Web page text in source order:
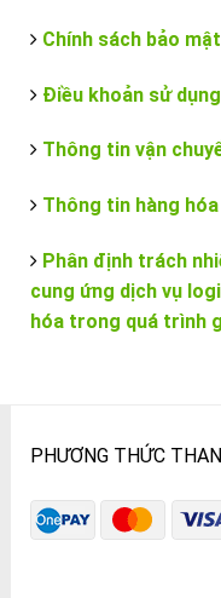
Chính sách bảo mật
Điều khoản sử dụng
Thông tin vận
Thông tin hàng hóa
Phân định trách
cung ứng dịch vụ
hóa trong quá trình
PHƯƠNG THỨC